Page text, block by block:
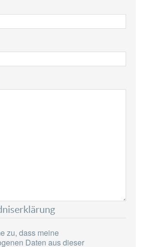
zu, dass meine
Daten aus dieser